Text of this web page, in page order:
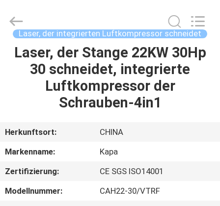
ZU
HAUSE
PRODUKTE
VIDEOS
UNS
Technology
Co.,Ltd.
Rights
Laser, der integrierten Luftkompressor schneidet
Laser, der Stange 22KW 30Hp
30 schneidet, integrierte
Luftkompressor der
Schrauben-4in1
Herkunftsort:
CHINA
Markenname:
Kapa
Zertifizierung:
CE SGS ISO14001
Modellnummer:
CAH22-30/VTRF